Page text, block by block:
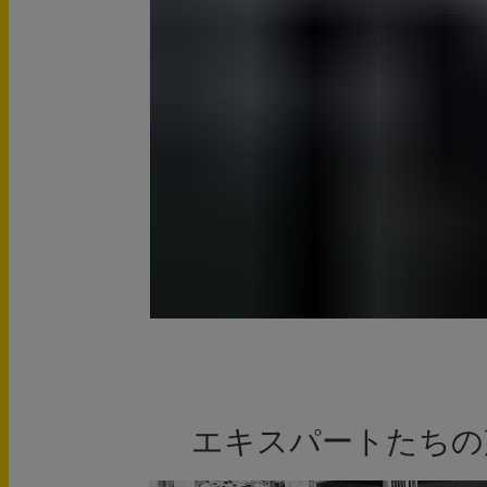
エキスパートたち